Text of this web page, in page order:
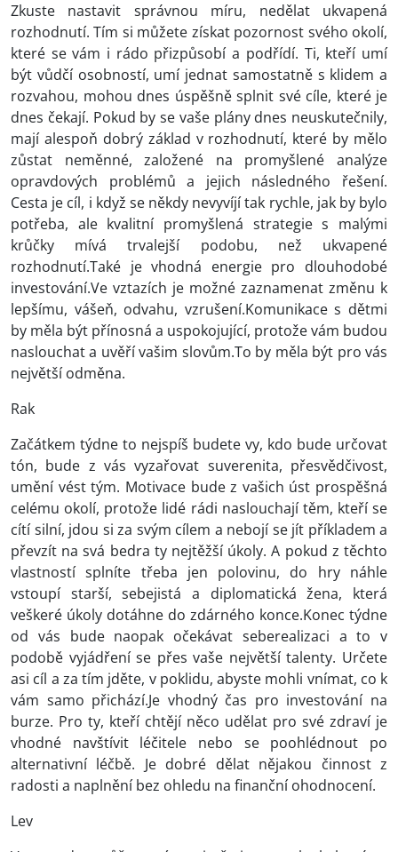
Zkuste nastavit správnou míru, nedělat ukvapená
rozhodnutí. Tím si můžete získat pozornost svého okolí,
které se vám i rádo přizpůsobí a podřídí. Ti, kteří umí
být vůdčí osobností, umí jednat samostatně s klidem a
rozvahou, mohou dnes úspěšně splnit své cíle, které je
dnes čekají. Pokud by se vaše plány dnes neuskutečnily,
mají alespoň dobrý základ v rozhodnutí, které by mělo
zůstat neměnné, založené na promyšlené analýze
opravdových problémů a jejich následného řešení.
Cesta je cíl, i když se někdy nevyvíjí tak rychle, jak by bylo
potřeba, ale kvalitní promyšlená strategie s malými
krůčky mívá trvalejší podobu, než ukvapené
rozhodnutí.Také je vhodná energie pro dlouhodobé
investování.Ve vztazích je možné zaznamenat změnu k
lepšímu, vášeň, odvahu, vzrušení.Komunikace s dětmi
by měla být přínosná a uspokojující, protože vám budou
naslouchat a uvěří vašim slovům.To by měla být pro vás
největší odměna.
Rak
Začátkem týdne to nejspíš budete vy, kdo bude určovat
tón, bude z vás vyzařovat suverenita, přesvědčivost,
umění vést tým. Motivace bude z vašich úst prospěšná
celému okolí, protože lidé rádi naslouchají těm, kteří se
cítí silní, jdou si za svým cílem a nebojí se jít příkladem a
převzít na svá bedra ty nejtěžší úkoly. A pokud z těchto
vlastností splníte třeba jen polovinu, do hry náhle
vstoupí starší, sebejistá a diplomatická žena, která
veškeré úkoly dotáhne do zdárného konce.Konec týdne
od vás bude naopak očekávat seberealizaci a to v
podobě vyjádření se přes vaše největší talenty. Určete
asi cíl a za tím jděte, v poklidu, abyste mohli vnímat, co k
vám samo přichází.Je vhodný čas pro investování na
burze. Pro ty, kteří chtějí něco udělat pro své zdraví je
vhodné navštívit léčitele nebo se poohlédnout po
alternativní léčbě. Je dobré dělat nějakou činnost z
radosti a naplnění bez ohledu na finanční ohodnocení.
Lev